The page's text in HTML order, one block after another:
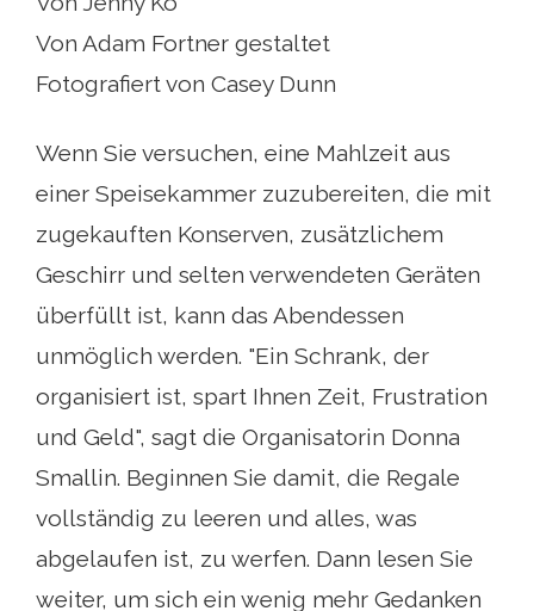
Von Adam Fortner gestaltet
Fotografiert von Casey Dunn
Wenn Sie versuchen, eine Mahlzeit aus
einer Speisekammer zuzubereiten, die mit
zugekauften Konserven, zusätzlichem
Geschirr und selten verwendeten Geräten
überfüllt ist, kann das Abendessen
unmöglich werden. "Ein Schrank, der
organisiert ist, spart Ihnen Zeit, Frustration
und Geld", sagt die Organisatorin Donna
Smallin. Beginnen Sie damit, die Regale
vollständig zu leeren und alles, was
abgelaufen ist, zu werfen. Dann lesen Sie
weiter, um sich ein wenig mehr Gedanken